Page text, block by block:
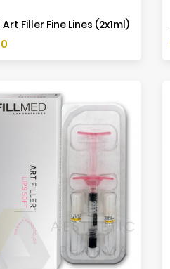
Filler Fine Lines (2x1ml)